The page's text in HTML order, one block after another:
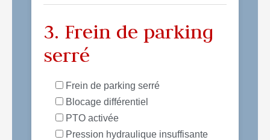
3. Frein de parking
serré
Frein de parking serré
Blocage différentiel
PTO activée
Pression hydraulique insuffisante